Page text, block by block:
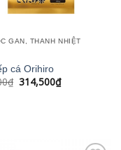
GAN, THANH NHIỆT
cá Orihiro
₫ Giá
gốc
314,500₫Giá
hiện